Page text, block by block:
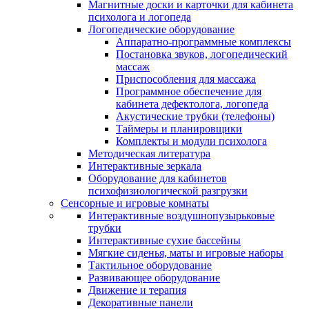
Магнитные доски и карточки для кабинета
психолога и логопеда
Логопедические оборудование
Аппаратно-программные комплексы
Постановка звуков, логопедический
массаж
Приспособления для массажа
Программное обеспечение для
кабинета дефектолога, логопеда
Акустические трубки (телефоны)
Таймеры и планировщики
Комплекты и модули психолога
Методическая литература
Интерактивные зеркала
Оборудование для кабинетов
психофизиологической разгрузки
Сенсорные и игровые комнаты
Интерактивные воздушнопузырьковые
трубки
Интерактивные сухие бассейны
Мягкие сиденья, маты и игровые наборы
Тактильное оборудование
Развивающее оборудование
Движение и терапия
Декоративные панели